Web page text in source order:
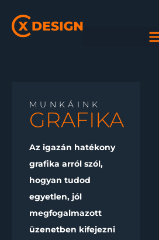
MUNKÁINK
GRAFIKA
Az igazán hatékony
grafika arról szól,
hogyan tudod
egyetlen, jól
megfogalmazott
üzenetben kifejezni